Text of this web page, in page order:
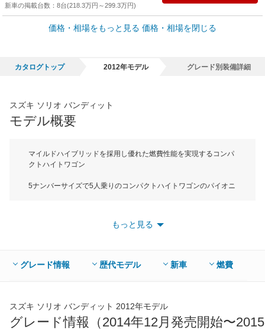
新車の掲載台数： 8台(218.3万円 ～299.3万円)
車買取価格 *
車買取相場
*当該価格は車種別の価格となります。
価格・相場をもっと見る 価格・相場を閉じる
カタログトップ 2012年モデル グレード別装備詳細
スズキ ソリオ バンディット
モデル概要
マイルドハイブリッドを採用し優れた燃費性能を実現するコンパ
クトハイトワゴン
5ナンバーサイズで5人乗りのコンパクトハイトワゴンのパイオニ
オバンディッドの2種類を用意。先代モデルでユーザーからの要
ボディサイズは全長3790mm×全幅1645mm×全高1745mmとな
り、先代モデルより全長が80mm延長されている。ソリオバンデ
ランプ、下がヘッドランプという2段構えの独創的なヘッドラン
プと細部まで作り込んだ立体感のあるフロントグリルが特徴。そ
してリアのコンビネーションランプはクリアタイプを採用し、精
もっと見る
グレード情報 歴代モデル 新車 燃費
スズキ ソリオ バンディット 2012年モデル
グレード情報（2014年12月発売開始〜2015